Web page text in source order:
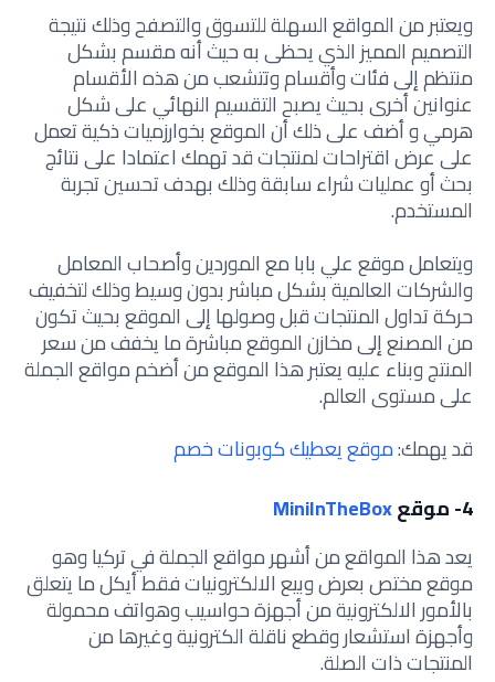
ويعتبر من المواقع السهلة للتسوق والتصفح وذلك نتيجة
التصميم المميز الذي يحظى به حيث أنه مقسم بشكل
منتظم إلى فئات وأقسام وتتشعب من هذه الأقسام
عنوانين أخرى بحيث يصبح التقسيم النهائي على شكل
هرمي و أضف على ذلك أن الموقع بخوارزميات ذكية تعمل
على عرض اقتراحات لمنتجات قد تهمك اعتمادا على نتائج
بحث أو عمليات شراء سابقة وذلك بهدف تحسين تجربة
المستخدم.
ويتعامل موقع علي بابا مع الموردين وأصحاب المعامل
والشركات العالمية بشكل مباشر بدون وسيط وذلك لتخفيف
حركة تداول المنتجات قبل وصولها إلى الموقع بحيث تكون
من المصنع إلى مخازن الموقع مباشرة ما يخفف من سعر
المنتج وبناء عليه يعتبر هذا الموقع من أضخم مواقع الجملة
على مستوى العالم.
قد يهمك:موقع يعطيك كوبونات خصم
4- موقع
MiniInTheBox
يعد هذا المواقع من أشهر مواقع الجملة في تركيا وهو
موقع مختص بعرض وبيع الالكترونيات فقط أيكل ما يتعلق
بالأمور الالكترونية من أجهزة حواسيب وهواتف محمولة
وأجهزة استشعار وقطع ناقلة الكترونية وغيرها من
المنتجات ذات الصلة.